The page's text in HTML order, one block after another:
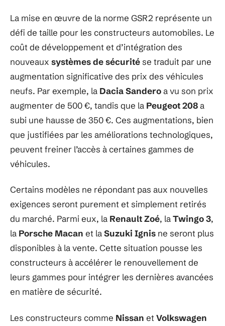
La mise en œuvre de la norme GSR2 représente un
défi de taille pour les constructeurs automobiles. Le
coût de développement et d’intégration des
nouveaux systèmes de sécuritése traduit par une
augmentation significative des prix des véhicules
neufs. Par exemple, la Dacia Sanderoa vu son prix
augmenter de 500 €, tandis que la Peugeot 208a
subi une hausse de 350 €. Ces augmentations, bien
que justifiées par les améliorations technologiques,
peuvent freiner l’accès à certaines gammes de
véhicules.
Certains modèles ne répondant pas aux nouvelles
exigences seront purement et simplement retirés
du marché. Parmi eux, la Renault Zoé, laTwingo 3,
la Porsche Macan et laSuzuki Ignis ne seront plus
disponibles à la vente. Cette situation pousse les
constructeurs à accélérer le renouvellement de
leurs gammes pour intégrer les dernières avancées
en matière de sécurité.
Les constructeurs comme Nissan et Volkswagen